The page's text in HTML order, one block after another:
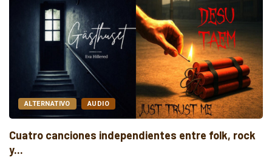
ALTERNATIVO AUDIO
Cuatro lanzamientos alternativos que vale la
pena...